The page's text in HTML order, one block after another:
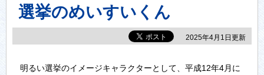
選挙のめいすいくん
2025年4月1日更新
明るい選挙のイメージキャラクターとして、平成12年4月に